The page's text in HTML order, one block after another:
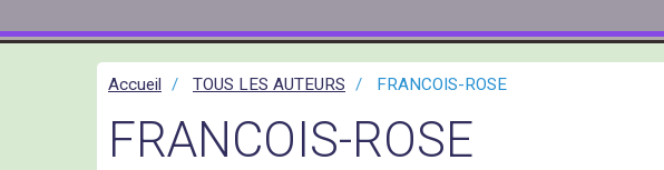
Accueil TOUS LES AUTEURS FRANCOIS-ROSE
FRANCOIS-ROSE